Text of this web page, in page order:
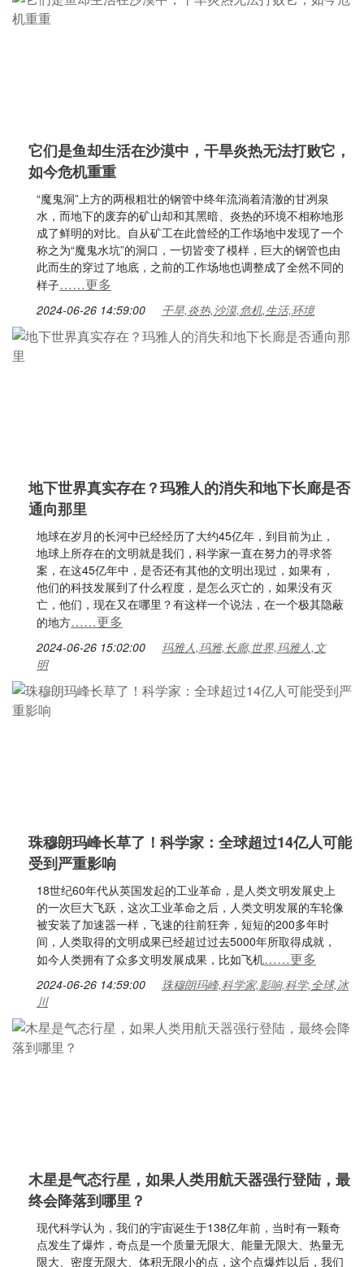
它们是鱼却生活在沙漠中，干旱炎热无法打败它，
如今危机重重
“魔鬼洞”上方的两根粗壮的钢管中终年流淌着清澈的甘冽泉
水，而地下的废弃的矿山却和其黑暗、炎热的环境不相称地形
成了鲜明的对比。自从矿工在此曾经的工作场地中发现了一个
称之为“魔鬼水坑”的洞口，一切皆变了模样，巨大的钢管也由
此而生的穿过了地底，之前的工作场地也调整成了全然不同的
样子……更多
2024-06-26 14:59:00 干旱,炎热,沙漠,危机,生活,环境
地下世界真实存在？玛雅人的消失和地下长廊是否
通向那里
地球在岁月的长河中已经经历了大约45亿年，到目前为止，
地球上所存在的文明就是我们，科学家一直在努力的寻求答
案，在这45亿年中，是否还有其他的文明出现过，如果有，
他们的科技发展到了什么程度，是怎么灭亡的，如果没有灭
亡，他们，现在又在哪里？有这样一个说法，在一个极其隐蔽
的地方……更多
2024-06-26 15:02:00
玛雅人,玛雅,长廊,世界,玛雅人,文
明
珠穆朗玛峰长草了！科学家：全球超过14亿人可能
受到严重影响
18世纪60年代从英国发起的工业革命，是人类文明发展史上
的一次巨大飞跃，这次工业革命之后，人类文明发展的车轮像
被安装了加速器一样，飞速的往前狂奔，短短的200多年时
间，人类取得的文明成果已经超过过去5000年所取得成就，
如今人类拥有了众多文明发展成果，比如飞机……更多
2024-06-26 14:59:00
珠穆朗玛峰,科学家,影响,科学,全球,冰
川
木星是气态行星，如果人类用航天器强行登陆，最
终会降落到哪里？
现代科学认为，我们的宇宙诞生于138亿年前，当时有一颗奇
点发生了爆炸，奇点是一个质量无限大、能量无限大、热量无
限大、密度无限大、体积无限小的点，这个点爆炸以后，我们